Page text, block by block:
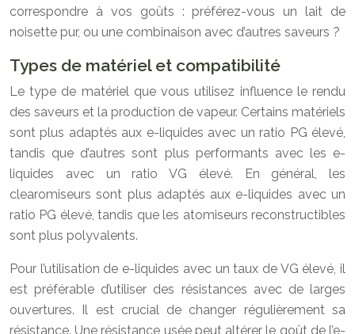
correspondre à vos goûts : préférez-vous un lait de
noisette pur, ou une combinaison avec d’autres saveurs ?
Types de matériel et compatibilité
Le type de matériel que vous utilisez influence le rendu
des saveurs et la production de vapeur. Certains matériels
sont plus adaptés aux e-liquides avec un ratio PG élevé,
tandis que d’autres sont plus performants avec les e-
liquides avec un ratio VG élevé. En général, les
clearomiseurs sont plus adaptés aux e-liquides avec un
ratio PG élevé, tandis que les atomiseurs reconstructibles
sont plus polyvalents.
Pour l’utilisation de e-liquides avec un taux de VG élevé, il
est préférable d’utiliser des résistances avec de larges
ouvertures. Il est crucial de changer régulièrement sa
résistance. Une résistance usée peut altérer le goût de l’e-